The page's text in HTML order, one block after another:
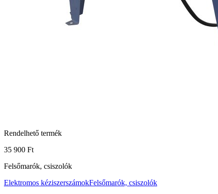
Rendelhető termék
35 900 Ft
Felsőmarók, csiszolók
Elektromos kéziszerszámokFelsőmarók, csiszolók